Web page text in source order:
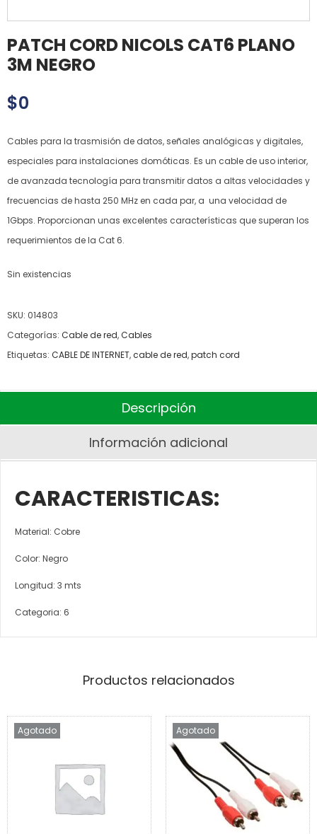
PATCH CORD NICOLS CAT6 PLANO
3M NEGRO
$0
Cables para la trasmisión de datos, señales analógicas y digitales,
especiales para instalaciones domóticas. Es un cable de uso interior,
de avanzada tecnología para transmitir datos a altas velocidades y
frecuencias de hasta 250 MHz en cada par, a una velocidad de
1Gbps. Proporcionan unas excelentes características que superan los
requerimientos de la Cat 6.
Sin existencias
SKU: 014803
Categorías: Cable de red,Cables
Etiquetas: CABLE DE INTERNET,cable de red,patch cord
Descripción
Información adicional
CARACTERISTICAS:
Material: Cobre
Color: Negro
Longitud: 3 mts
Categoria: 6
Productos relacionados
Agotado Agotado